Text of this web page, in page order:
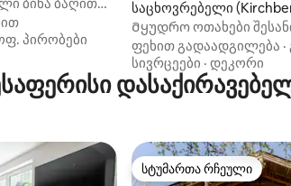
პირობები
საცხოვრებელი
n Tirol)
Მყუდრო ოთახები
ადგილას, საუზმის
ფეხით გადაადგილება ·
სივრცეები · დეკორი
სტუმართა რჩეული
სტუმართა რჩეული